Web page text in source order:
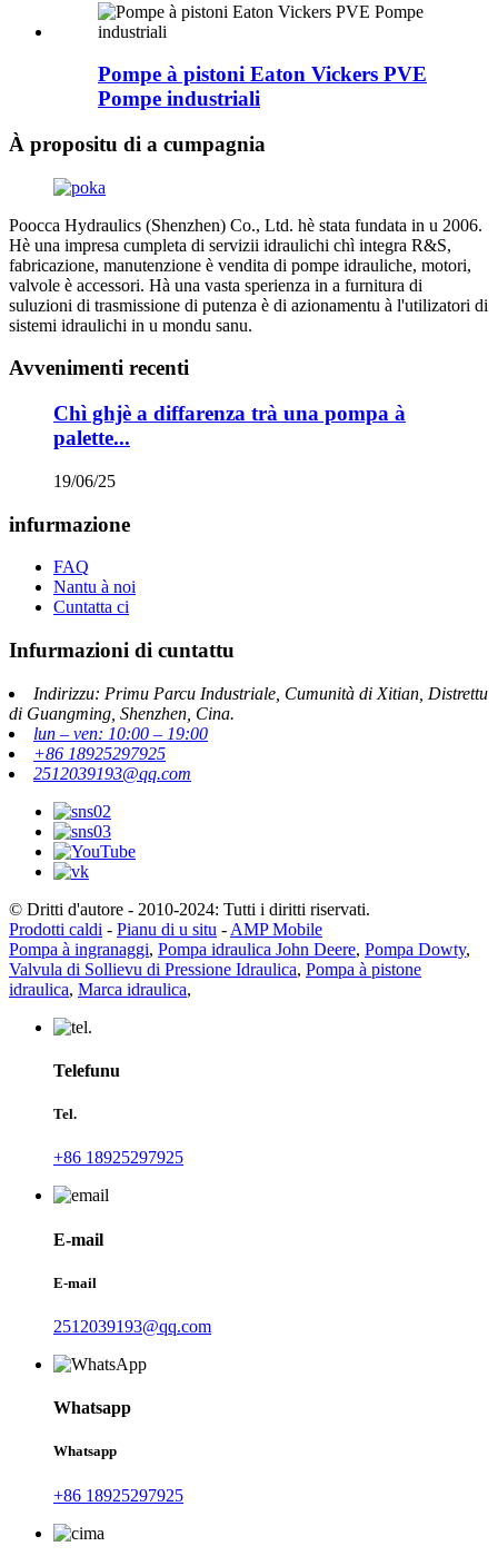
Pompe à pistoni Eaton Vickers PVE
Pompe industriali
À propositu di a cumpagnia
Poocca Hydraulics (Shenzhen) Co., Ltd. hè stata fundata in u 2006.
Hè una impresa cumpleta di servizii idraulichi chì integra R&S,
fabricazione, manutenzione è vendita di pompe idrauliche, motori,
valvole è accessori. Hà una vasta sperienza in a furnitura di
suluzioni di trasmissione di putenza è di azionamentu à l'utilizatori di
sistemi idraulichi in u mondu sanu.
Avvenimenti recenti
Chì ghjè a diffarenza trà una pompa à
palette...
19/06/25
infurmazione
FAQ
Nantu à noi
Cuntatta ci
Infurmazioni di cuntattu
Indirizzu: Primu Parcu Industriale, Cumunità di Xitian, Distrettu
di Guangming, Shenzhen, Cina.
lun – ven: 10:00 – 19:00
+86 18925297925
2512039193@qq.com
© Dritti d'autore - 2010-2024: Tutti i diritti riservati.
Prodotti caldi - Pianu di u situ - AMP Mobile
Pompa à ingranaggi, Pompa idraulica John Deere, Pompa Dowty,
Valvula di Sollievu di Pressione Idraulica, Pompa à pistone
idraulica, Marca idraulica,
Telefunu
Tel.
+86 18925297925
E-mail
E-mail
2512039193@qq.com
Whatsapp
Whatsapp
+86 18925297925